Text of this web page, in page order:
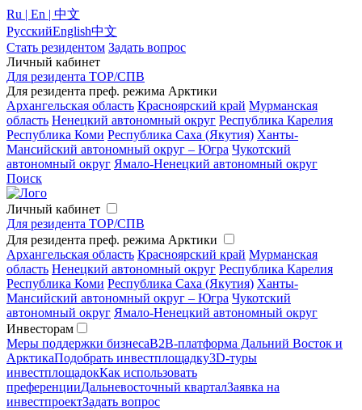
Ru | En | 中文
РусскийEnglish中文
Стать резидентом Задать вопрос
Личный кабинет
Для резидента ТОР/СПВ
Для резидента преф. режима Арктики
Архангельская область Красноярский край Мурманская
область Ненецкий автономный округ Республика Карелия
Республика Коми Республика Саха (Якутия) Ханты-
Мансийский автономный округ – Югра Чукотский
автономный округ Ямало-Ненецкий автономный округ
Поиск
Личный кабинет
Для резидента ТОР/СПВ
Для резидента преф. режима Арктики
Архангельская область Красноярский край Мурманская
область Ненецкий автономный округ Республика Карелия
Республика Коми Республика Саха (Якутия) Ханты-
Мансийский автономный округ – Югра Чукотский
автономный округ Ямало-Ненецкий автономный округ
Инвесторам
Меры поддержки бизнесаB2B-платформа Дальний Восток и
АрктикаПодобрать инвестплощадку3D-туры
инвестплощадокКак использовать
преференцииДальневосточный кварталЗаявка на
инвестпроектЗадать вопрос